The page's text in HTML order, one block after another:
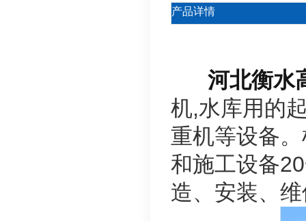
产品详情
河北衡水
机,水库用的
重机等设备
和施工设备
造、安装、